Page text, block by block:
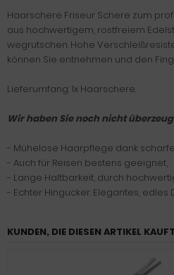
Haarschere Friseur Schere zum
aus hochwertigem, rostfreiem
wegrutschen. Hohe
können Sie entnehmen und den
Lieferumfang: 1x Haarschere.
Wir haben Sie noch nicht
- Mühelose Haarpflege dank
- Auch für Reisen bestens geeignet,
- Lange Haltbarkeit, durch
- Echter Hingucker: Elegantes, edles
KUNDEN, DIE DIESEN ARTIKEL